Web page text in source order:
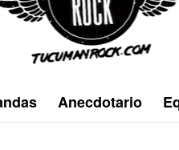
Anecdotario